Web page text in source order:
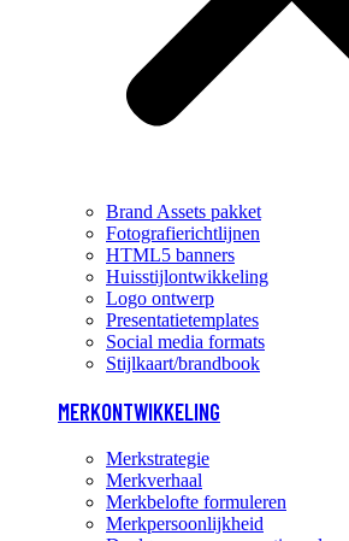
Brand Assets pakket
Fotografierichtlijnen
HTML5 banners
Huisstijlontwikkeling
Logo ontwerp
Presentatietemplates
Social media formats
Stijlkaart/brandbook
MERKONTWIKKELING
Merkstrategie
Merkverhaal
Merkbelofte formuleren
Merkpersoonlijkheid